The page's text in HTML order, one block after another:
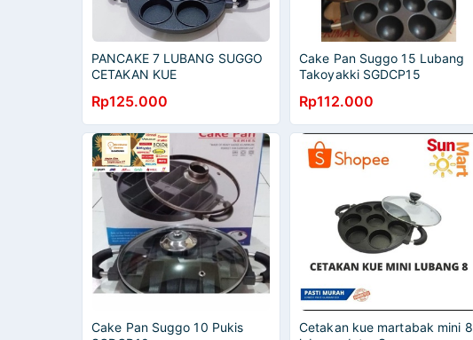
PANCAKE 7 LUBANG SUGGO
CETAKAN KUE
Rp125.000
Cake Pan Suggo 15 Lubang
Takoyakki SGDCP15
Rp112.000
Cake Pan Suggo 10 Pukis
Cetakan kue martabak mini 8